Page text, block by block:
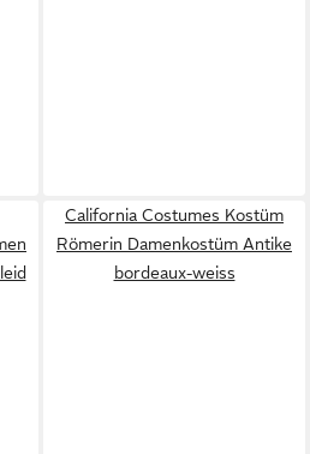
California Costumes Kostüm
Römerin Damenkostüm Antike
bordeaux-weiss